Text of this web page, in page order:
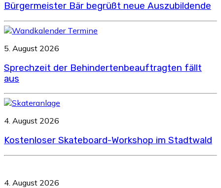
Bürgermeister Bär begrüßt neue Auszubildende
5. August 2026
Sprechzeit der Behindertenbeauftragten fällt
aus
4. August 2026
Kostenloser Skateboard-Workshop im Stadtwald
4. August 2026